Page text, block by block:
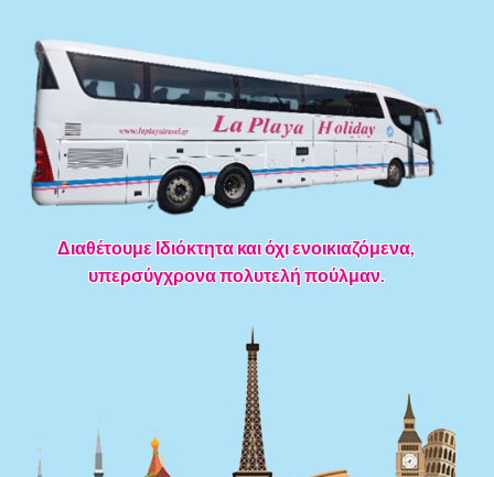
Διαθέτουμε Ιδιόκτητα και όχι ενοικιαζόμενα,
υπερσύγχρονα πολυτελή πούλμαν.